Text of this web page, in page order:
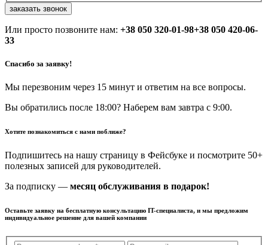
заказать звонок
Или просто позвоните нам: +38 050 320-01-98+38 050 420-06-
33
Спасибо за заявку!
Мы перезвоним через 15 минут и ответим на все вопросы.
Вы обратились после 18:00? Наберем вам завтра с 9:00.
Хотите познакомиться с нами поближе?
Подпишитесь на нашу страницу в Фейсбуке и посмотрите 50+
полезных записей для руководителей.
За подписку — месяц обслуживания в подарок!
Оставьте заявку на бесплатную консультацию IT-специалиста, и мы предложим
индивидуальное решение для вашей компании